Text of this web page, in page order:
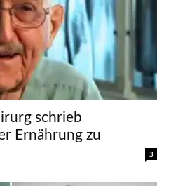
schrieb
Ernährung zu
3